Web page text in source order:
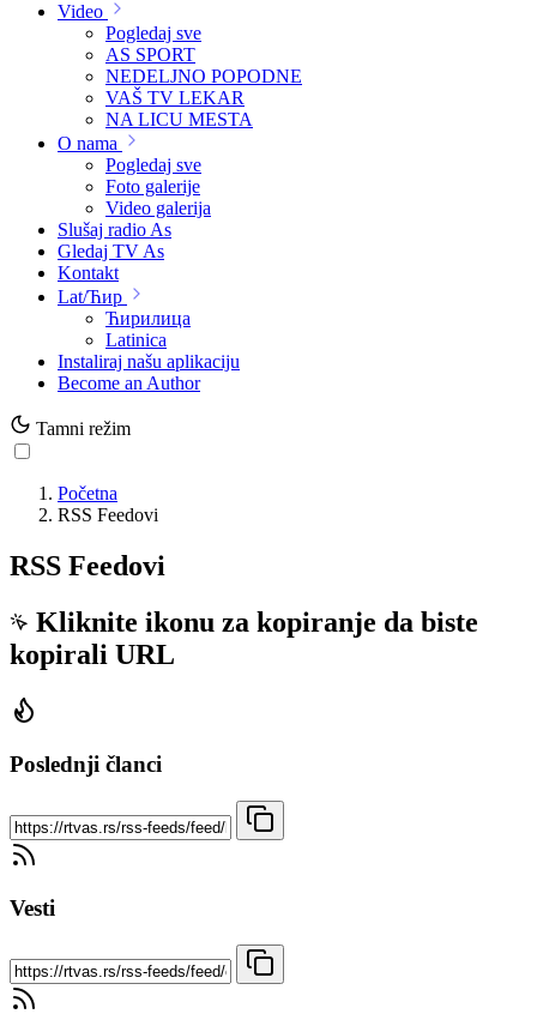
Video
Pogledaj sve
AS SPORT
NEDELJNO POPODNE
VAŠ TV LEKAR
NA LICU MESTA
O nama
Pogledaj sve
Foto galerije
Video galerija
Slušaj radio As
Gledaj TV As
Kontakt
Lat/Ћир
Ћирилица
Latinica
Instaliraj našu aplikaciju
Become an Author
Tamni režim
Početna
RSS Feedovi
RSS Feedovi
Kliknite ikonu za kopiranje da biste
kopirali URL
Poslednji članci
Vesti